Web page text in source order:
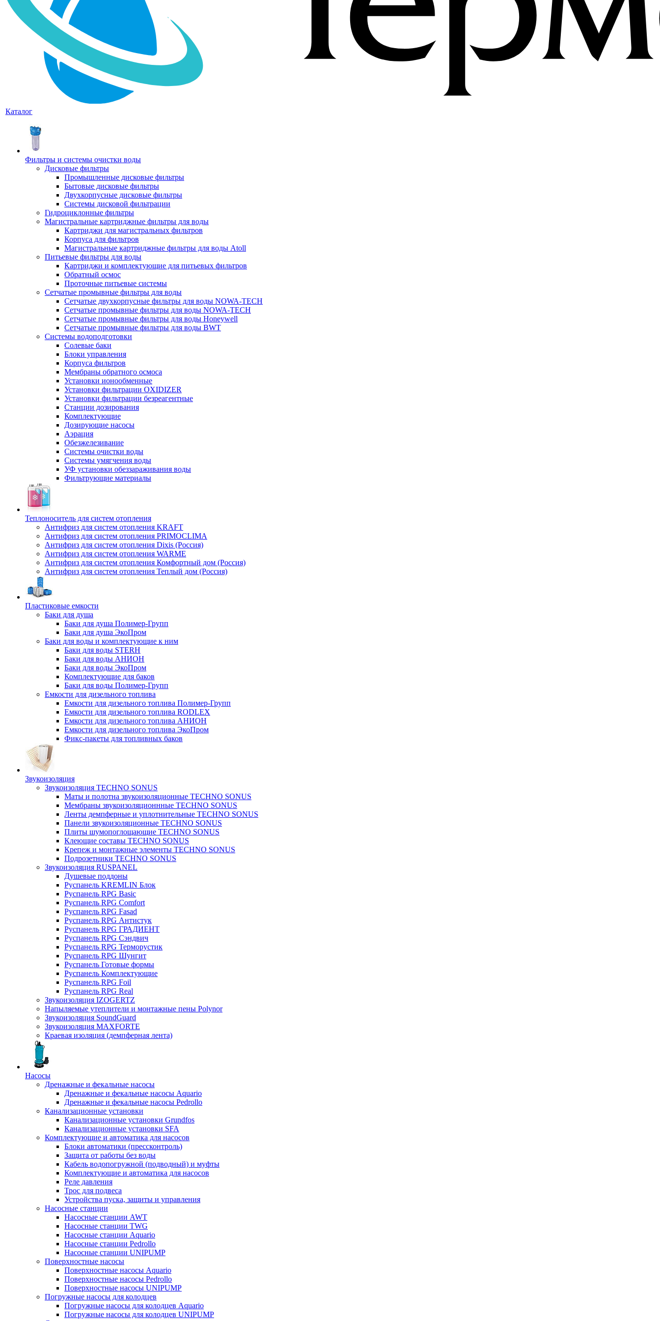
Каталог
Фильтры и системы очистки воды
Дисковые фильтры
Промышленные дисковые фильтры
Бытовые дисковые фильтры
Двухкорпусные дисковые фильтры
Системы дисковой фильтрации
Гидроциклонные фильтры
Магистральные картриджные фильтры для воды
Картриджи для магистральных фильтров
Корпуса для фильтров
Магистральные картриджные фильтры для воды Atoll
Питьевые фильтры для воды
Картриджи и комплектующие для питьевых фильтров
Обратный осмос
Проточные питьевые системы
Сетчатые промывные фильтры для воды
Сетчатые двухкорпусные фильтры для воды NOWA-TECH
Сетчатые промывные фильтры для воды NOWA-TECH
Сетчатые промывные фильтры для воды Honeywell
Сетчатые промывные фильтры для воды BWT
Системы водоподготовки
Солевые баки
Блоки управления
Корпуса фильтров
Мембраны обратного осмоса
Установки ионообменные
Установки фильтрации OXIDIZER
Установки фильтрации безреагентные
Станции дозирования
Комплектующие
Дозирующие насосы
Аэрация
Обезжелезивание
Системы очистки воды
Системы умягчения воды
УФ установки обеззараживания воды
Фильтрующие материалы
Теплоноситель для систем отопления
Антифриз для систем отопления KRAFT
Антифриз для систем отопления PRIMOCLIMA
Антифриз для систем отопления Dixis (Россия)
Антифриз для систем отопления WARME
Антифриз для систем отопления Комфортный дом (Россия)
Антифриз для систем отопления Теплый дом (Россия)
Пластиковые емкости
Баки для душа
Баки для душа Полимер-Групп
Баки для душа ЭкоПром
Баки для воды и комплектующие к ним
Баки для воды STERH
Баки для воды АНИОН
Баки для воды ЭкоПром
Комплектующие для баков
Баки для воды Полимер-Групп
Емкости для дизельного топлива
Емкости для дизельного топлива Полимер-Групп
Емкости для дизельного топлива RODLEX
Емкости для дизельного топлива АНИОН
Емкости для дизельного топлива ЭкоПром
Фикс-пакеты для топливных баков
Звукоизоляция
Звукоизоляция TECHNO SONUS
Маты и полотна звукоизоляционные TECHNO SONUS
Мембраны звукоизоляционнные TECHNO SONUS
Ленты демпферные и уплотнительные TECHNO SONUS
Панели звукоизоляционные TECHNO SONUS
Плиты шумопоглощающие TECHNO SONUS
Клеющие составы TECHNO SONUS
Крепеж и монтажные элементы TECHNO SONUS
Подрозетники TECHNO SONUS
Звукоизоляция RUSPANEL
Душевые поддоны
Руспанель KREMLIN Блок
Руспанель RPG Basic
Руспанель RPG Comfort
Руспанель RPG Fasad
Руспанель RPG Антистук
Руспанель RPG ГРАДИЕНТ
Руспанель RPG Сэндвич
Руспанель RPG Терморустик
Руспанель RPG Шунгит
Руспанель Готовые формы
Руспанель Комплектующие
Руспанель RPG Foil
Руспанель RPG Real
Звукоизоляция IZOGERTZ
Напыляемые утеплители и монтажные пены Polynor
Звукоизоляция SoundGuard
Звукоизоляция MAXFORTE
Краевая изоляция (демпферная лента)
Насосы
Дренажные и фекальные насосы
Дренажные и фекальные насосы Aquario
Дренажные и фекальные насосы Pedrollo
Канализационные установки
Канализационные установки Grundfos
Канализационные установки SFA
Комплектующие и автоматика для насосов
Блоки автоматики (прессконтроль)
Защита от работы без воды
Кабель водопогружной (подводный) и муфты
Комплектующие и автоматика для насосов
Реле давления
Трос для подвеса
Устройства пуска, защиты и управления
Насосные станции
Насосные станции AWT
Насосные станции TWG
Насосные станции Aquario
Насосные станции Pedrollo
Насосные станции UNIPUMP
Поверхностные насосы
Поверхностные насосы Aquario
Поверхностные насосы Pedrollo
Поверхностные насосы UNIPUMP
Погружные насосы для колодцев
Погружные насосы для колодцев Aquario
Погружные насосы для колодцев UNIPUMP